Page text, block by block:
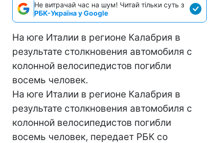
Не витрачай час на шум! Читай тільки суть з
РБК-Україна у Google
На юге Италии в регионе Калабрия в
результате столкновения автомобиля с
колонной велосипедистов погибли
восемь человек.
На юге Италии в регионе Калабрия в
результате столкновения автомобиля с
колонной велосипедистов погибли
восемь человек, передает РБК со